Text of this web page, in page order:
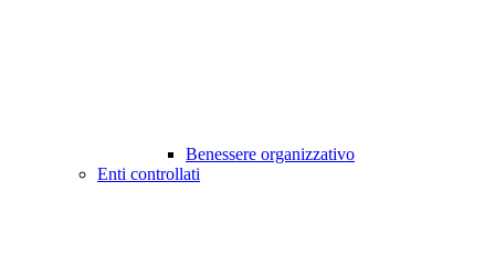
Benessere organizzativo
Enti controllati